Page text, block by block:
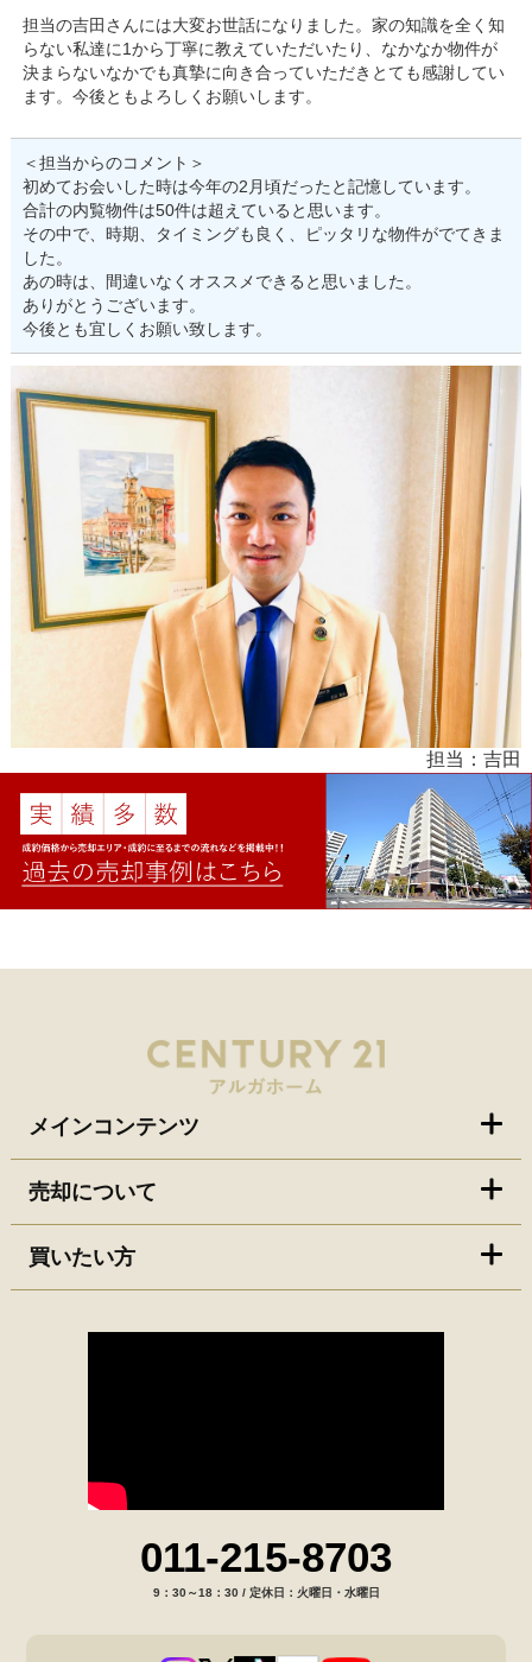
担当の吉田さんには大変お世話になりました。家の知識を全く知
らない私達に1から丁寧に教えていただいたり、なかなか物件が
決まらないなかでも真摯に向き合っていただきとても感謝してい
ます。今後ともよろしくお願いします。
＜担当からのコメント＞
初めてお会いした時は今年の2月頃だったと記憶しています。
合計の内覧物件は50件は超えていると思います。
その中で、時期、タイミングも良く、ピッタリな物件がでてきま
した。
あの時は、間違いなくオススメできると思いました。
ありがとうございます。
今後とも宜しくお願い致します。
担当：吉田
メインコンテンツ
売却について
買いたい方
011-215-8703
9：30～18：30 / 定休日：火曜日・水曜日